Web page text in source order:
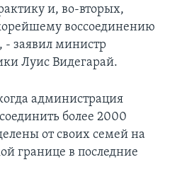
и, во-вторых,
воссоединению
- заявил министр
Луис Видегарай.
администрация
более 2000
от своих семей на
границе в последние